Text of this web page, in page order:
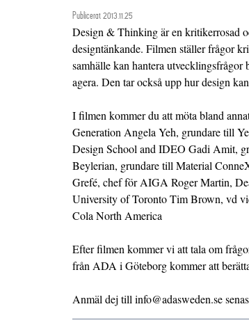
Publicerat 2013.11.25
Design & Thinking är en kritikerrosad
designtänkande. Filmen ställer frågor
samhälle kan hantera utvecklingsfrågor
agera. Den tar också upp hur design
I filmen kommer du att möta bland
Generation Angela Yeh, grundare till
Design School and IDEO Gadi Amit,
Beylerian, grundare till Material
Grefé, chef för AIGA Roger Martin,
University of Toronto Tim Brown, vd
Cola North America
Efter filmen kommer vi att tala om
från ADA i Göteborg kommer att
Anmäl dej till info@adasweden.se